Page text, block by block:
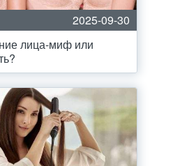
2025-09-30
лица-миф или